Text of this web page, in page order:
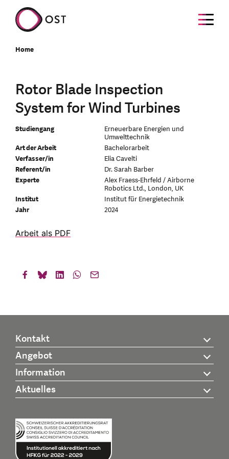
Home
Rotor Blade Inspection
System for Wind Turbines
Studiengang
Erneuerbare Energien und
Umwelttechnik
Art der Arbeit
Bachelorarbeit
Verfasser/in
Elia Cavelti
Referent/in
Dr. Sarah Barber
Experte
Alex Fraess-Ehrfeld / Airborne
Robotics Ltd., London, UK
Institut
Institut für Energietechnik
Jahr
2024
Arbeit als PDF
Kontakt
Angebot
Information
Aktuelles